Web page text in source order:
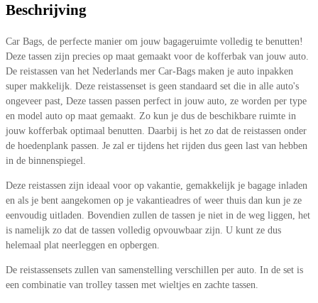
Beschrijving
Car Bags, de perfecte manier om jouw bagageruimte volledig te benutten!
Deze tassen zijn precies op maat gemaakt voor de kofferbak van jouw auto.
De reistassen van het Nederlands mer Car-Bags maken je auto inpakken
super makkelijk. Deze reistassenset is geen standaard set die in alle auto's
ongeveer past, Deze tassen passen perfect in jouw auto, ze worden per type
en model auto op maat gemaakt. Zo kun je dus de beschikbare ruimte in
jouw kofferbak optimaal benutten. Daarbij is het zo dat de reistassen onder
de hoedenplank passen. Je zal er tijdens het rijden dus geen last van hebben
in de binnenspiegel.
Deze reistassen zijn ideaal voor op vakantie, gemakkelijk je bagage inladen
en als je bent aangekomen op je vakantieadres of weer thuis dan kun je ze
eenvoudig uitladen. Bovendien zullen de tassen je niet in de weg liggen, het
is namelijk zo dat de tassen volledig opvouwbaar zijn. U kunt ze dus
helemaal plat neerleggen en opbergen.
De reistassensets zullen van samenstelling verschillen per auto. In de set is
een combinatie van trolley tassen met wieltjes en zachte tassen.